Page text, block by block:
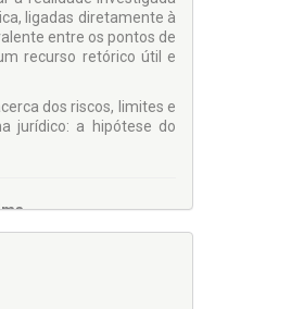
ligadas diretamente à
entre os pontos de
recurso retó­rico útil e
dos riscos, limites e
jurídico: a hipótese do
sob o âmago editorial,
assentam-se como
de publicações cujo